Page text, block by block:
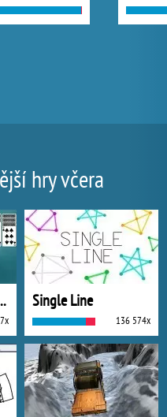
hry včera
Online Single Line
136 574x